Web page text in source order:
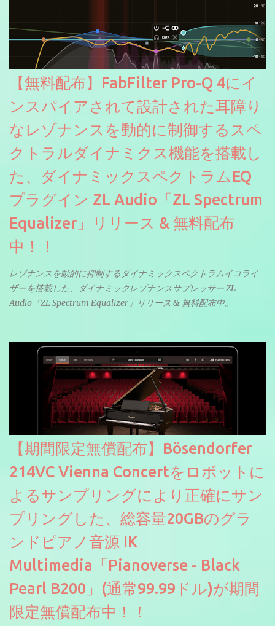
【無料配布】FabFilter Pro-Q 4にイ
ンスパイアされて設計された耳障り
なレゾナンスを動的に制御するスペ
クトラルダイナミクス機能を搭載し
た、ダイナミックスペクトラムEQ
プラグイン ZL Audio「ZL Spectrum
Equalizer」リリース & 無料配布
中！！
レゾナンスを動的に抑制するダイナミックスペクトラムイコライ
ザーを搭載した、ダイナミックレゾナンスサプレッサー ZL
Audio「ZL Spectrum Equalizer」リリース & 無料配布中。
【期間限定無償配布】Bösendorfer
214VC Vienna Concertをロボットに
よるサンプリングにより正確にサン
プリングした、総容量20GBのグラ
ンドピアノ音源 IK
Multimedia「Pianoverse - Black
Pearl B200」(通常99.99ドル)が期間
限定無償配布中！！